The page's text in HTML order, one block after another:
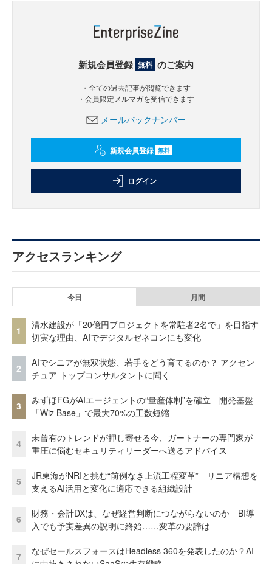
新規会員登録 無料 のご案内
・全ての過去記事が閲覧できます
・会員限定メルマガを受信できます
メールバックナンバー
新規会員登録 無料
ログイン
アクセスランキング
今日 月間
1
清水建設が「20億円プロジェクトを常駐者2名で」を目指す
切実な理由、AIでデジタルゼネコンにも変化
2
AIでシニアが無双状態、若手をどう育てるのか？ アクセン
チュア トップコンサルタントに聞く
3
みずほFGがAIエージェントの“量産体制”を確立 開発基盤
「Wiz Base」で最大70%の工数短縮
4
未曾有のトレンドが押し寄せる今、ガートナーの専門家が
重圧に悩むセキュリティリーダーへ送るアドバイス
5
JR東海がNRIと挑む“前例なき上流工程変革” リニア構想を
支えるAI活用と変化に適応できる組織設計
6
財務・会計DXは、なぜ経営判断につながらないのか BI導
入でも予実差異の説明に終始……変革の要諦は
7
なぜセールスフォースはHeadless 360を発表したのか？AI